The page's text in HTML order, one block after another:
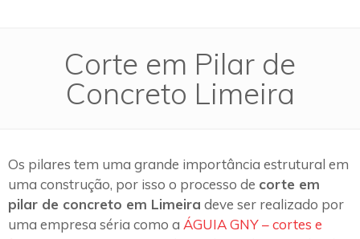
Corte em Pilar de
Concreto Limeira
Os pilares tem uma grande importância estrutural em
uma construção, por isso o processo de corte em
pilar de concreto em Limeira deve ser realizado por
uma empresa séria como a ÁGUIA GNY – cortes e